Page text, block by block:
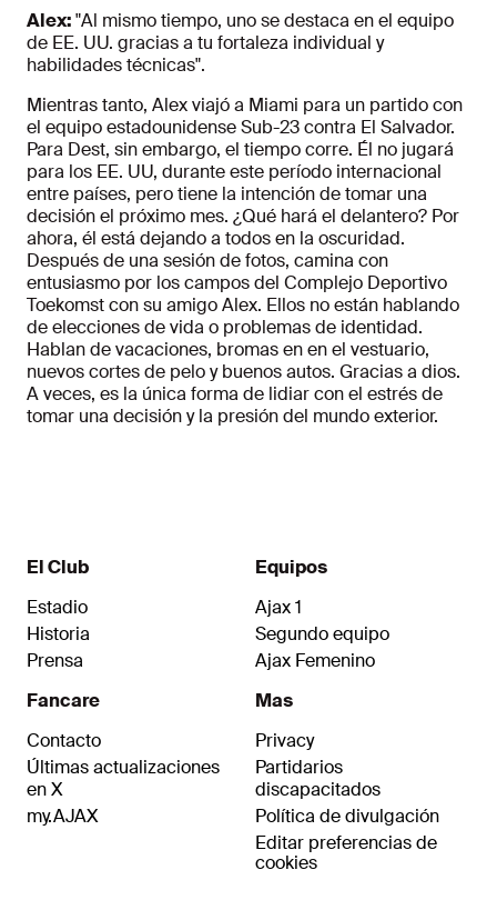
Alex:"Al mismo tiempo, uno se destaca en el equipo
de EE. UU. gracias a tu fortaleza individual y
habilidades técnicas".
Mientras tanto, Alex viajó a Miami para un partido con
el equipo estadounidense Sub-23 contra El Salvador.
Para Dest, sin embargo, el tiempo corre. Él no jugará
para los EE. UU, durante este período internacional
entre países, pero tiene la intención de tomar una
decisión el próximo mes. ¿Qué hará el delantero? Por
ahora, él está dejando a todos en la oscuridad.
Después de una sesión de fotos, camina con
entusiasmo por los campos del Complejo Deportivo
Toekomst con su amigo Alex. Ellos no están hablando
de elecciones de vida o problemas de identidad.
Hablan de vacaciones, bromas en en el vestuario,
nuevos cortes de pelo y buenos autos. Gracias a dios.
A veces, es la única forma de lidiar con el estrés de
tomar una decisión y la presión del mundo exterior.
El Club
Estadio
Historia
Prensa
Fancare
Contacto
Últimas actualizaciones
en X
my.AJAX
Equipos
Ajax 1
Segundo equipo
Ajax Femenino
Mas
Privacy
Partidarios
discapacitados
Política de divulgación
Editar preferencias de
cookies